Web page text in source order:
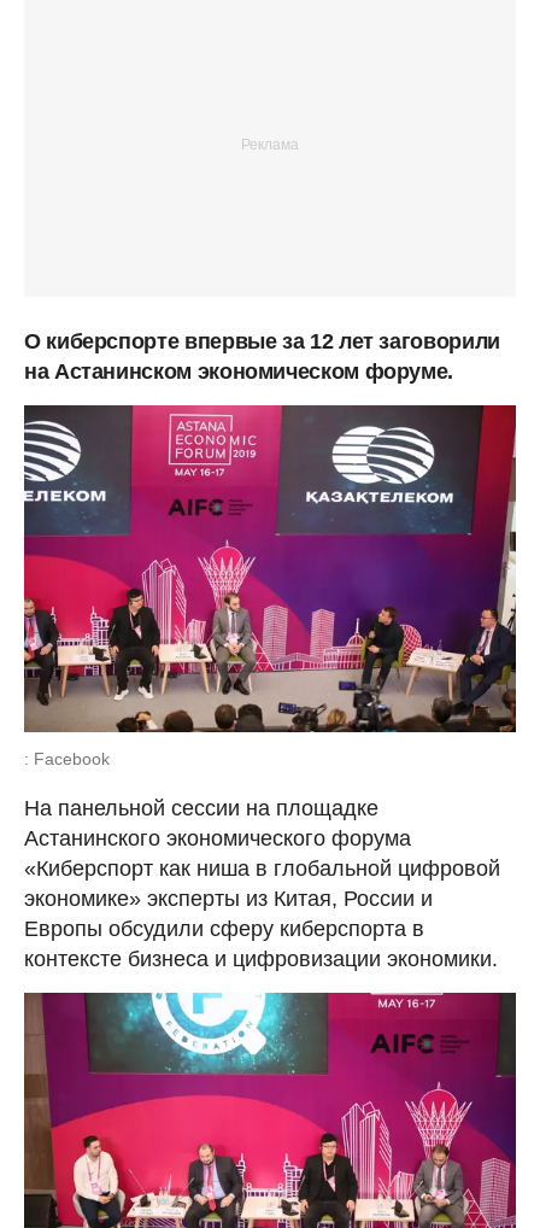
О киберспорте впервые за 12 лет заговорили
на Астанинском экономическом форуме.
: Facebook
На панельной сессии на площадке
Астанинского экономического форума
«Киберспорт как ниша в глобальной цифровой
экономике» эксперты из Китая, России и
Европы обсудили сферу киберспорта в
контексте бизнеса и цифровизации экономики.